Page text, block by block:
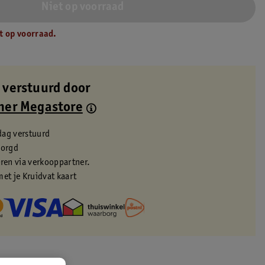
op voorraad.
door
Megastore
verstuurd
via verkooppartner.
je Kruidvat kaart